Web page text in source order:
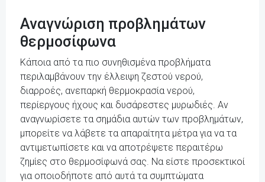
Αναγνώριση προβλημάτων
θερμοσίφωνα
Κάποια από τα πιο συνηθισμένα προβλήματα
περιλαμβάνουν την έλλειψη ζεστού νερού,
διαρροές, ανεπαρκή θερμοκρασία νερού,
περίεργους ήχους και δυσάρεστες μυρωδιές. Αν
αναγνωρίσετε τα σημάδια αυτών των προβλημάτων,
μπορείτε να λάβετε τα απαραίτητα μέτρα για να τα
αντιμετωπίσετε και να αποτρέψετε περαιτέρω
ζημίες στο θερμοσίφωνά σας. Να είστε προσεκτικοί
για οποιοδήποτε από αυτά τα συμπτώματα